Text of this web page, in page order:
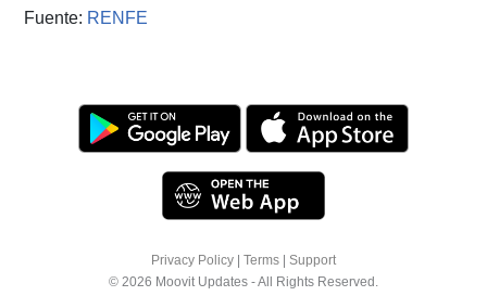
Fuente: RENFE
Privacy Policy Terms
Support
© 2026 Moovit Updates - All Rights Reserved.
We use cookies to offer you a better browsing